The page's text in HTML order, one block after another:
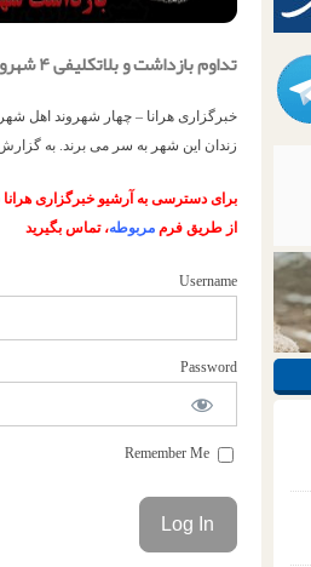
تداوم بازداشت و بلاتکلیفی ۴ شهروند در بوکان
زندان این شهر به سر می برند. به
برای دسترسی به آرشیو خبرگزاری
از طریق فرم مربوطه، تماس بگیرید
Username
Password